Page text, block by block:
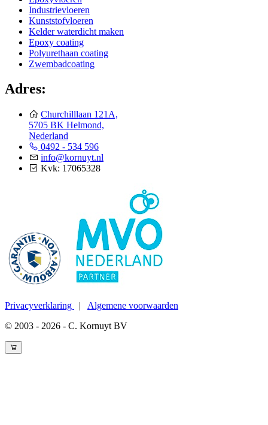
Industrievloeren
Kunststofvloeren
Kelder waterdicht maken
Epoxy coating
Polyurethaan coating
Zwembadcoating
Adres:
Churchilllaan 121A,
5705 BK Helmond,
Nederland
0492 - 534 596
info@kornuyt.nl
Kvk: 17065328
Privacyverklaring | Algemene voorwaarden
© 2003 - 2026 - C. Kornuyt BV